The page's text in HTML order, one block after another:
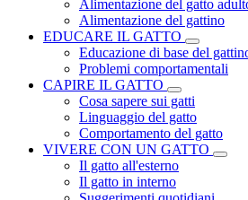
Alimentazione del gatto
Alimentazione del gattino
EDUCARE IL GATTO
Educazione di base del
Problemi comportamentali
CAPIRE IL GATTO
Cosa sapere sui gatti
Linguaggio del gatto
Comportamento del gatto
VIVERE CON UN GATTO
Il gatto all'esterno
Il gatto in interno